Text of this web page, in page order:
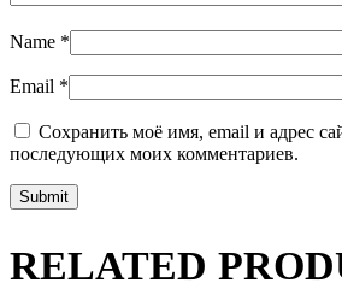
Name *
Email *
Сохранить моё имя, email и адрес
последующих моих комментариев.
RELATED